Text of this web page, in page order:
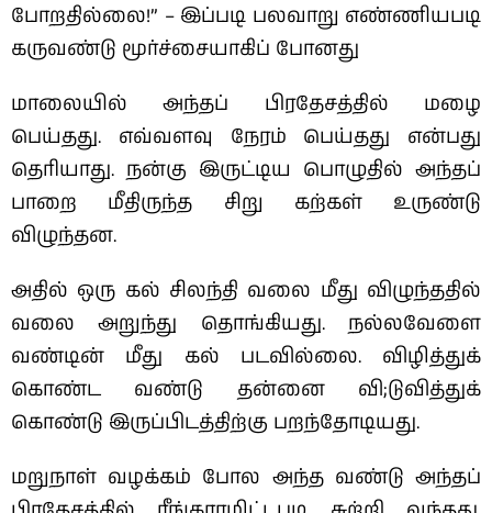
போறதில்லை!” – இப்படி பலவாறு எண்ணியபடி
கருவண்டு மூர்ச்சையாகிப் போனது
மாலையில் அந்தப் பிரதேசத்தில் மழை
பெய்தது. எவ்வளவு நேரம் பெய்தது என்பது
தெரியாது. நன்கு இருட்டிய பொழுதில் அந்தப்
பாறை மீதிருந்த சிறு கற்கள் உருண்டு
விழுந்தன.
அதில் ஒரு கல் சிலந்தி வலை மீது விழுந்ததில்
வலை அறுந்து தொங்கியது. நல்லவேளை
வண்டின் மீது கல் படவில்லை. விழித்துக்
கொண்ட வண்டு தன்னை வி;டுவித்துக்
கொண்டு இருப்பிடத்திற்கு பறந்தோடியது.
மறுநாள் வழக்கம் போல அந்த வண்டு அந்தப்